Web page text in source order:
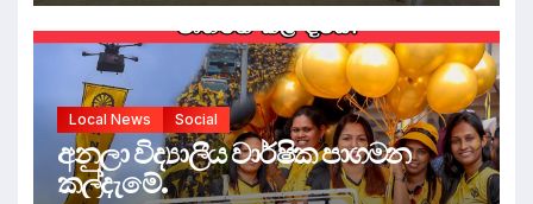
Local News Social
අනුලා විද්‍යාලීය වාර්ෂික පාගමන
කල්දැමේ.